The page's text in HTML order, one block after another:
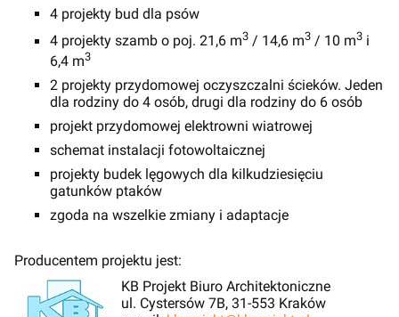
4 projekty bud dla psów
4 projekty szamb o poj. 21,6 m3 / 14,6 m3 / 10 m3 i
6,4 m3
2 projekty przydomowej oczyszczalni ścieków. Jeden
dla rodziny do 4 osób, drugi dla rodziny do 6 osób
projekt przydomowej elektrowni wiatrowej
schemat instalacji fotowoltaicznej
projekty budek lęgowych dla kilkudziesięciu
gatunków ptaków
zgoda na wszelkie zmiany i adaptacje
Producentem projektu jest:
KB Projekt Biuro Architektoniczne
ul. Cystersów 7B, 31-553 Kraków